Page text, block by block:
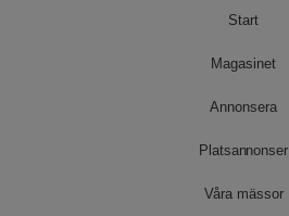
Start
Magasinet
Annonsera
Platsannonser
Våra mässor